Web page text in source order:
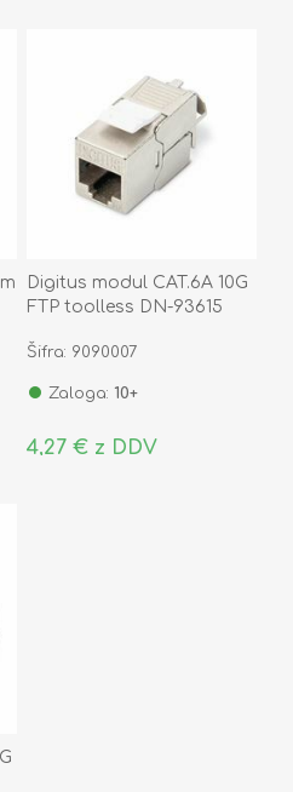
Digitus modul CAT.6A 10G
FTP toolless DN-93615
Šifra: 9090007
Zaloga: 10+
4,27 € z DDV